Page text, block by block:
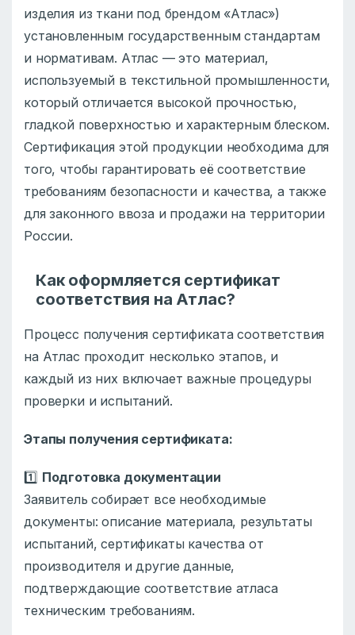
изделия из ткани под брендом «Атлас»)
установленным государственным стандартам
и нормативам. Атлас — это материал,
используемый в текстильной промышленности,
который отличается высокой прочностью,
гладкой поверхностью и характерным блеском.
Сертификация этой продукции необходима для
того, чтобы гарантировать её соответствие
требованиям безопасности и качества, а также
для законного ввоза и продажи на территории
России.
Как оформляется сертификат
соответствия на Атлас?
Процесс получения сертификата соответствия
на Атлас проходит несколько этапов, и
каждый из них включает важные процедуры
проверки и испытаний.
Этапы получения сертификата:
1️⃣ Подготовка документации
Заявитель собирает все необходимые
документы: описание материала, результаты
испытаний, сертификаты качества от
производителя и другие данные,
подтверждающие соответствие атласа
техническим требованиям.